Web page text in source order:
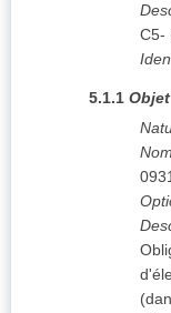
C5-
5.1.1 Objet